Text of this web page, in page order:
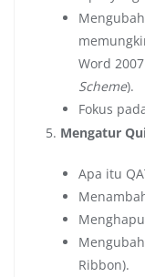
Word
Scheme).
Fokus
Mengatur
Apa itu
Ribbon).